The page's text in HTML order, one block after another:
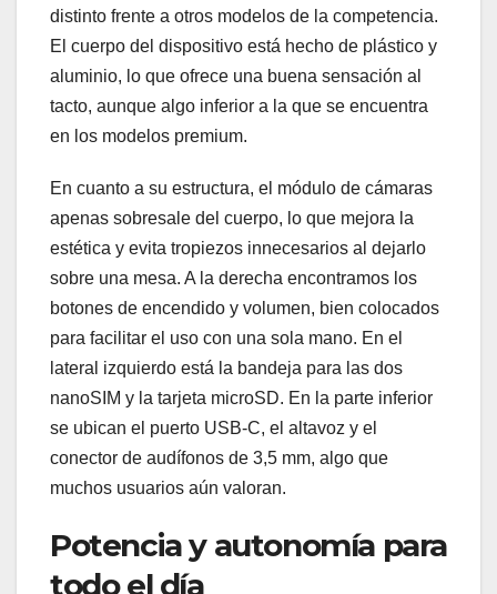
distinto frente a otros modelos de la competencia.
El cuerpo del dispositivo está hecho de plástico y
aluminio, lo que ofrece una buena sensación al
tacto, aunque algo inferior a la que se encuentra
en los modelos premium.
En cuanto a su estructura, el módulo de cámaras
apenas sobresale del cuerpo, lo que mejora la
estética y evita tropiezos innecesarios al dejarlo
sobre una mesa. A la derecha encontramos los
botones de encendido y volumen, bien colocados
para facilitar el uso con una sola mano. En el
lateral izquierdo está la bandeja para las dos
nanoSIM y la tarjeta microSD. En la parte inferior
se ubican el puerto USB-C, el altavoz y el
conector de audífonos de 3,5 mm, algo que
muchos usuarios aún valoran.
Potencia y autonomía para
todo el día